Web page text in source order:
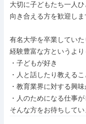
大切に子どもたち一人ひ
向き合える方を歓迎しま
有名大学を卒業していた
経験豊富な方というより
・子どもが好き
・人と話したり教えるこ
・教育業界に対する興味
・人のためになる仕事
そんな方をお待ちして